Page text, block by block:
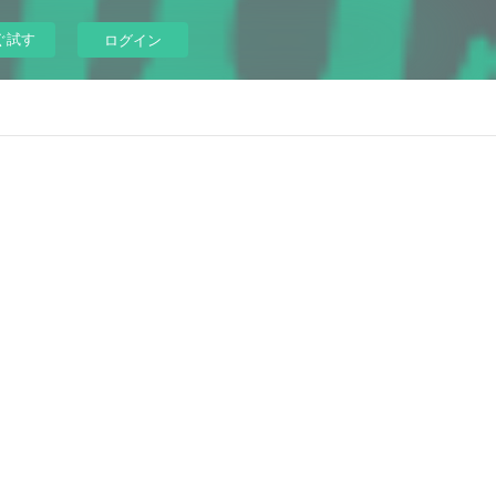
試す ログイン